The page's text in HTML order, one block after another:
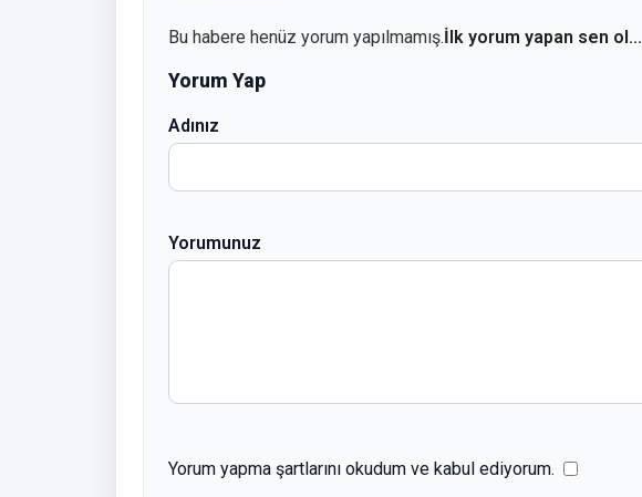
Bu habere henüz yorum yapılmamış.İlk yorum yapan sen ol...
Yorum Yap
Adınız
Yorumunuz
Yorum yapma şartlarını okudum ve kabul ediyorum.